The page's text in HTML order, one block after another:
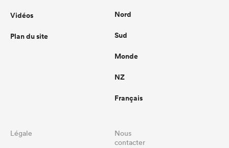
Vidéos
Plan du site
Nord
Sud
Monde
NZ
Français
Légale
Nous
contacter